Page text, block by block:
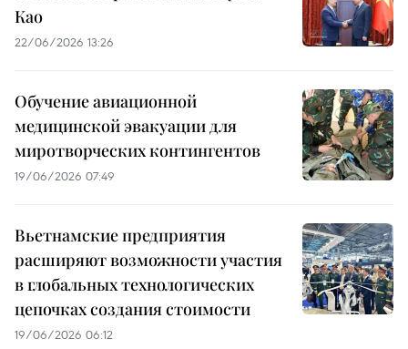
Као
22/06/2026 13:26
Обучение авиационной
медицинской эвакуации для
миротворческих контингентов
19/06/2026 07:49
Вьетнамские предприятия
расширяют возможности участия
в глобальных технологических
цепочках создания стоимости
19/06/2026 06:12